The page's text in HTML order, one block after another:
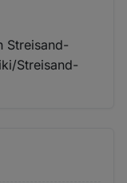
Streisand-
Streisand-